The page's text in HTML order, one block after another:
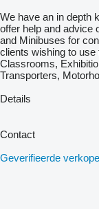
We have an in depth
offer help and advice
and Minibuses for
clients wishing to use
Classrooms,
Transporters,
Details
Contact
Geverifieerde